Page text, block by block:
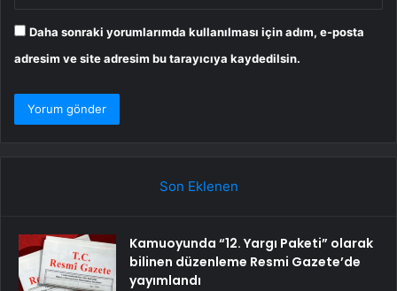
Daha sonraki yorumlarımda kullanılması için adım, e-posta
adresim ve site adresim bu tarayıcıya kaydedilsin.
Son Eklenen
Kamuoyunda “12. Yargı Paketi” olarak
bilinen düzenleme Resmi Gazete’de
yayımlandı